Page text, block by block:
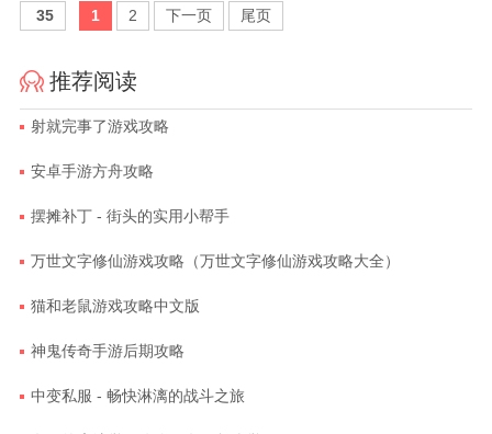
35 1 2 下一页 尾页
推荐阅读
射就完事了游戏攻略
安卓手游方舟攻略
摆摊补丁 - 街头的实用小帮手
万世文字修仙游戏攻略（万世文字修仙游戏攻略大全）
猫和老鼠游戏攻略中文版
神鬼传奇手游后期攻略
中变私服 - 畅快淋漓的战斗之旅